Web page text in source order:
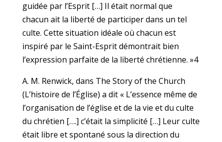
guidée par l’Esprit […] Il était normal que
chacun ait la liberté de participer dans un tel
culte. Cette situation idéale où chacun est
inspiré par le Saint-Esprit démontrait bien
l’expression parfaite de la liberté chrétienne. »4
A. M. Renwick, dans The Story of the Church
(L’histoire de l’Église) a dit « L’essence même de
l’organisation de l’église et de la vie et du culte
du chrétien [….] c’était la simplicité […] Leur culte
était libre et spontané sous la direction du